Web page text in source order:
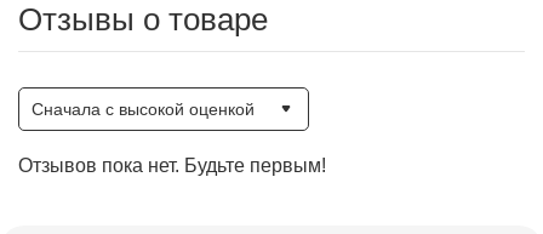
Отзывы о товаре
Сначала с высокой оценкой
Отзывов пока нет. Будьте первым!